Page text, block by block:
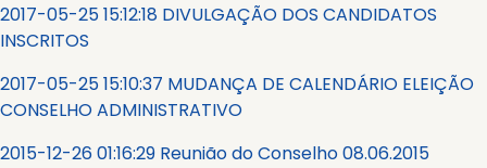
2017-05-25 15:12:18 DIVULGAÇÃO DOS CANDIDATOS
INSCRITOS
2017-05-25 15:10:37 MUDANÇA DE CALENDÁRIO ELEIÇÃO
CONSELHO ADMINISTRATIVO
2015-12-26 01:16:29 Reunião do Conselho 08.06.2015